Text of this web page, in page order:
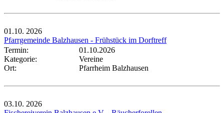
01.10. 2026
Pfarrgemeinde Balzhausen - Frühstück im Dorftreff
Termin:
01.10.2026
Kategorie:
Vereine
Ort:
Pfarrheim Balzhausen
03.10. 2026